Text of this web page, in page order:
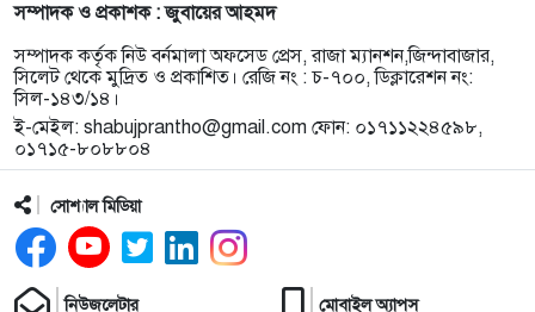
জকিগঞ্জে প্রাইম মিনিস্টার্স গোল্ডকাপ ফুটবল টুর্নামেন্ট
উপলক্ষে প্রস্তুতিমূলক সভা
১০
যশোরের স্কুলছাত্রীকে নিয়ে সিলেটে আত্মগোপন, মাজার
গেট থেকে গ্রেফতার হবিগঞ্জের যুবক
১১
বালাউটে ফ্রি চক্ষু চিকিৎসা ক্যাম্প : প্রায় ৫ শত রোগী
পেলেন চিকিৎসাসেবা, ছানি অপারেশনের জন্য ১৬২ জন
১২
সম্পাদক ও প্রকাশক : জুবায়ের আহমদ
সম্পাদক কর্তৃক নিউ বর্নমালা অফসেড প্রেস, রাজা ম্যানশন,জিন্দাবাজার,
সিলেট থেকে মুদ্রিত ও প্রকাশিত। রেজি নং : চ-৭০০, ডিক্লারেশন নং:
সিল-১৪৩/১৪।
ই-মেইল: shabujprantho@gmail.com ফোন: ০১৭১১২২৪৫৯৮,
০১৭১৫-৮০৮৮০৪
সোশ্যাল মিডিয়া
নিউজলেটার মোবাইল অ্যাপস